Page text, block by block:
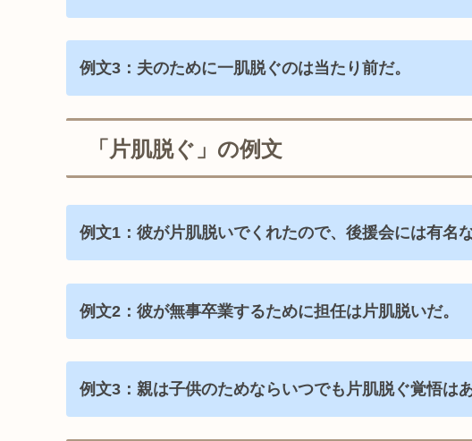
例文3：夫のために一肌脱ぐのは当たり前だ。
「片肌脱ぐ」の例文
例文1：彼が片肌脱いでくれたので、後援会には有名
例文2：彼が無事卒業するために担任は片肌脱いだ。
例文3：親は子供のためならいつでも片肌脱ぐ覚悟はあ